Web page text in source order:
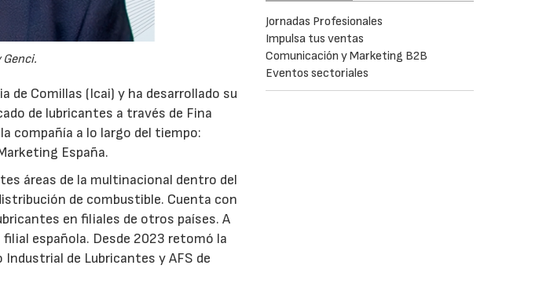
de Comillas (Icai) y ha desarrollado su
de lubricantes a través de Fina
compañía a lo largo del tiempo:
España.
áreas de la multinacional dentro del
de combustible. Cuenta con
en filiales de otros países. A
española. Desde 2023 retomó la
de Lubricantes y AFS de
Jornadas Profesionales
Impulsa tus ventas
Comunicación y Marketing B2B
Eventos sectoriales